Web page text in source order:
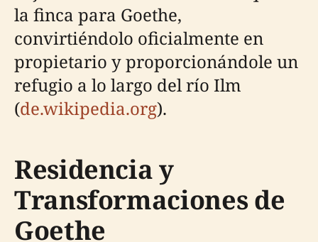
la finca para Goethe,
convirtiéndolo oficialmente en
propietario y proporcionándole un
refugio a lo largo del río Ilm
(de.wikipedia.org).
Residencia y
Transformaciones de
Goethe